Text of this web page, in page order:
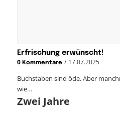
Erfrischung erwünscht!
0 Kommentare / 17.07.2025
Buchstaben sind öde. Aber
wie…
Zwei Jahre